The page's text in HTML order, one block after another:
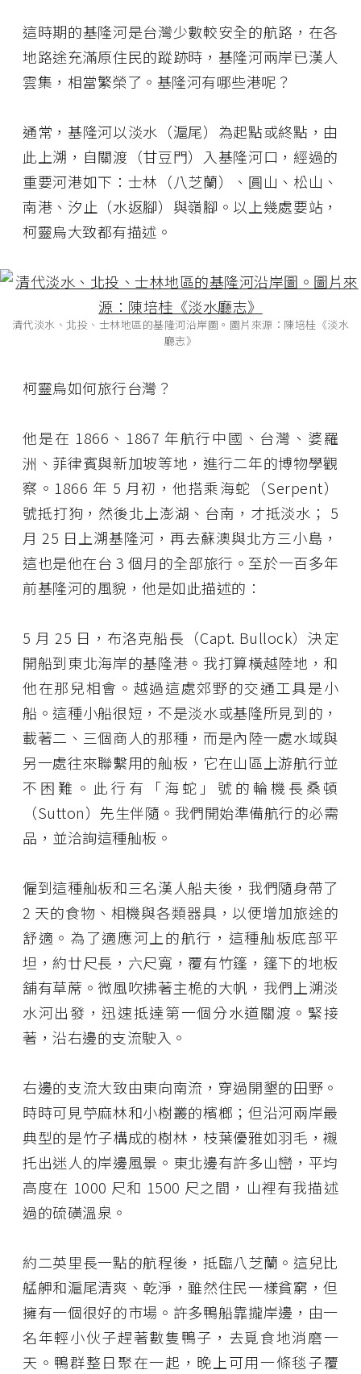
這時期的基隆河是台灣少數較安全的航路，在各
地路途充滿原住民的蹤跡時，基隆河兩岸已漢人
雲集，相當繁榮了。基隆河有哪些港呢？
通常，基隆河以淡水（滬尾）為起點或終點，由
此上溯，自關渡（甘豆門）入基隆河口，經過的
重要河港如下：士林（八芝蘭）、圓山、松山、
南港、汐止（水返腳）與嶺腳。以上幾處要站，
柯靈烏大致都有描述。
清代淡水、北投、士林地區的基隆河沿岸圖。圖片來源：陳培桂《淡水
廳志》
柯靈烏如何旅行台灣？
他是在 1866、1867 年航行中國、台灣、婆羅
洲、菲律賓與新加坡等地，進行二年的博物學觀
察。1866 年 5 月初，他搭乘海蛇（Serpent）
號抵打狗，然後北上澎湖、台南，才抵淡水； 5
月 25 日上溯基隆河，再去蘇澳與北方三小島，
這也是他在台 3 個月的全部旅行。至於一百多年
前基隆河的風貌，他是如此描述的：
5 月 25 日，布洛克船長（Capt. Bullock）決定
開船到東北海岸的基隆港。我打算橫越陸地，和
他在那兒相會。越過這處郊野的交通工具是小
船。這種小船很短，不是淡水或基隆所見到的，
載著二、三個商人的那種，而是內陸一處水域與
另一處往來聯繫用的舢板，它在山區上游航行並
不困難。此行有「海蛇」號的輪機長桑頓
（Sutton）先生伴隨。我們開始準備航行的必需
品，並洽詢這種舢板。
僱到這種舢板和三名漢人船夫後，我們隨身帶了
2 天的食物、相機與各類器具，以便增加旅途的
舒適。為了適應河上的航行，這種舢板底部平
坦，約廿尺長，六尺寬，覆有竹篷，篷下的地板
舖有草蓆。微風吹拂著主桅的大帆，我們上溯淡
水河出發，迅速抵達第一個分水道關渡。緊接
著，沿右邊的支流駛入。
右邊的支流大致由東向南流，穿過開墾的田野。
時時可見苧麻林和小樹叢的檳榔；但沿河兩岸最
典型的是竹子構成的樹林，枝葉優雅如羽毛，襯
托出迷人的岸邊風景。東北邊有許多山巒，平均
高度在 1000 尺和 1500 尺之間，山裡有我描述
過的硫磺溫泉。
約二英里長一點的航程後，抵臨八芝蘭。這兒比
艋舺和滬尾清爽、乾淨，雖然住民一樣貧窮，但
擁有一個很好的市場。許多鴨船靠攏岸邊，由一
名年輕小伙子趕著數隻鴨子，去覓食地消磨一
天。鴨群整日聚在一起，晚上可用一條毯子覆